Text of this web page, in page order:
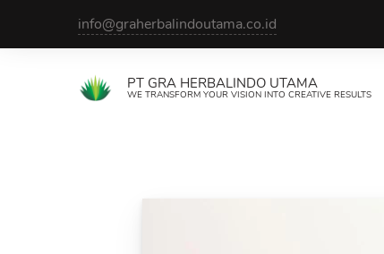
info@graherbalindoutama.co.id
PT GRA HERBALINDO UTAMA
WE TRANSFORM YOUR VISION INTO CREATIVE RESULTS